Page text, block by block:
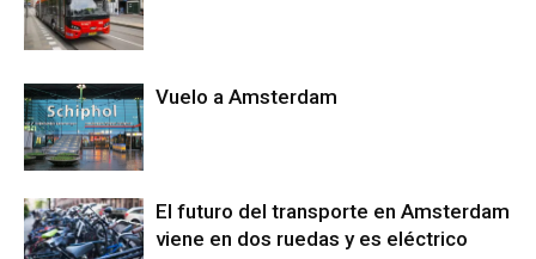
Vuelo a Amsterdam
El futuro del transporte en Amsterdam
viene en dos ruedas y es eléctrico